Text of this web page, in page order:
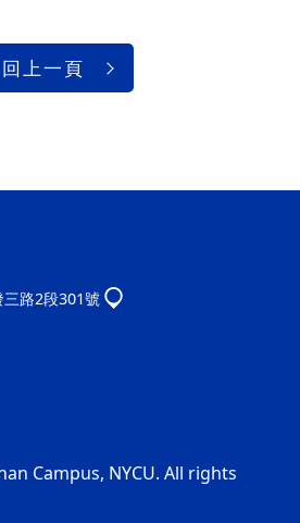
回上一頁
路2段301號
Campus, NYCU. All rights